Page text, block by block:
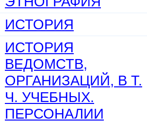
ИСТОРИЯ
ИСТОРИЯ
ВЕДОМСТВ,
ОРГАНИЗАЦИЙ, В Т.
Ч. УЧЕБНЫХ.
ПЕРСОНАЛИИ